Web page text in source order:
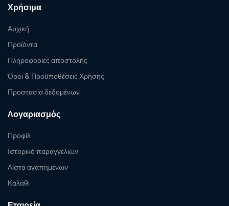
Χρήσιμα
Αρχική
Προϊόντα
Πληροφορίες αποστολής
Όροι & Προϋποθέσεις Χρήσης
Προστασία δεδομένων
Λογαριασμός
Προφίλ
Ιστορικό παραγγελιών
Λίστα αγαπημένων
Καλάθι